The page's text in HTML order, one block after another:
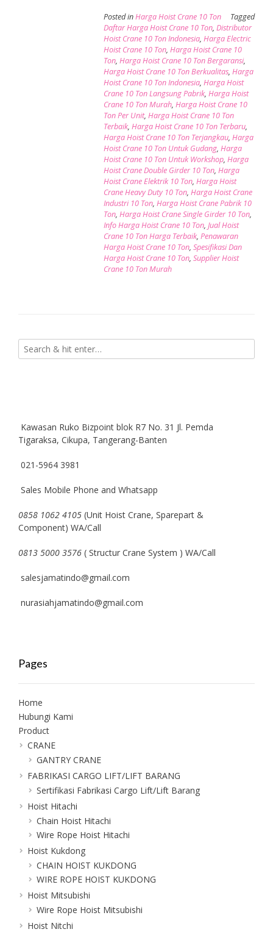
Posted inHarga Hoist Crane 10 Ton
Tagged
Daftar Harga Hoist Crane 10 Ton, Distributor
Hoist Crane 10 Ton Indonesia, Harga Electric
Hoist Crane 10 Ton, Harga Hoist Crane 10
Ton, Harga Hoist Crane 10 Ton Bergaransi,
Harga Hoist Crane 10 Ton Berkualitas, Harga
Hoist Crane 10 Ton Indonesia, Harga Hoist
Crane 10 Ton Langsung Pabrik, Harga Hoist
Crane 10 Ton Murah, Harga Hoist Crane 10
Ton Per Unit, Harga Hoist Crane 10 Ton
Terbaik, Harga Hoist Crane 10 Ton Terbaru,
Harga Hoist Crane 10 Ton Terjangkau, Harga
Hoist Crane 10 Ton Untuk Gudang, Harga
Hoist Crane 10 Ton Untuk Workshop, Harga
Hoist Crane Double Girder 10 Ton, Harga
Hoist Crane Elektrik 10 Ton, Harga Hoist
Crane Heavy Duty 10 Ton, Harga Hoist Crane
Industri 10 Ton, Harga Hoist Crane Pabrik 10
Ton, Harga Hoist Crane Single Girder 10 Ton,
Info Harga Hoist Crane 10 Ton, Jual Hoist
Crane 10 Ton Harga Terbaik, Penawaran
Harga Hoist Crane 10 Ton, Spesifikasi Dan
Harga Hoist Crane 10 Ton, Supplier Hoist
Crane 10 Ton Murah
Kawasan Ruko Bizpoint blok R7 No. 31 Jl. Pemda
Tigaraksa, Cikupa, Tangerang-Banten
021-5964 3981
Sales Mobile Phone and Whatsapp
0858 1062 4105 (Unit Hoist Crane, Sparepart &
Component) WA/Call
0813 5000 3576 ( Structur Crane System ) WA/Call
salesjamatindo@gmail.com
nurasiahjamatindo@gmail.com
Pages
Home
Hubungi Kami
Product
CRANE
GANTRY CRANE
FABRIKASI CARGO LIFT/LIFT BARANG
Sertifikasi Fabrikasi Cargo Lift/Lift Barang
Hoist Hitachi
Chain Hoist Hitachi
Wire Rope Hoist Hitachi
Hoist Kukdong
CHAIN HOIST KUKDONG
WIRE ROPE HOIST KUKDONG
Hoist Mitsubishi
Wire Rope Hoist Mitsubishi
Hoist Nitchi